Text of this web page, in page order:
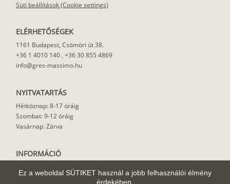
Ez a weboldal SÜTIKET használ a jobb felhasználói élmény
érdekében.
Süti beállítások (Cookie settings)
ELÉRHETŐSÉGEK
1161 Budapest, Csömöri út 38.
+36 1 4010 140 , +36 30 855 4869
info@gres-massimo.hu
NYITVATARTÁS
Hétköznap: 8-17 óráig
Szombat: 9-12 óráig
Vasárnap: Zárva
INFORMÁCIÓ
Felhasználási javaslat